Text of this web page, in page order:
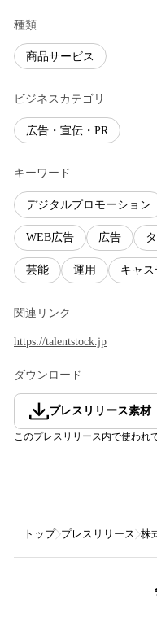
種類
商品サービス
ビジネスカテゴリ
広告・宣伝・PR
キーワード
デジタルプロモーション
WEB広告 広告
芸能 運用 キャ
関連リンク
https://talentstock.jp
ダウンロード
プレスリリース素材
このプレスリリース内で使われ
トップ プレスリリース 株